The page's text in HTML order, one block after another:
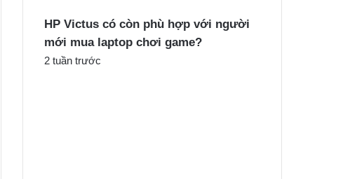
:HP Victus có còn phù hợp với người
mới mua laptop chơi game?
2 tuần trước